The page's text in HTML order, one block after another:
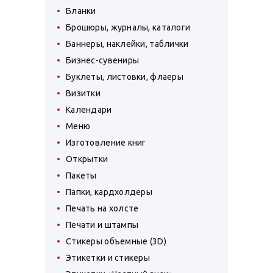
Бланки
Брошюры, журналы, каталоги
Баннеры, наклейки, таблички
Бизнес-сувениры
Буклеты, листовки, флаеры
Визитки
Календари
Меню
Изготовление книг
Открытки
Пакеты
Папки, кардхолдеры
Печать на холсте
Печати и штампы
Стикеры объемные (3D)
Этикетки и стикеры